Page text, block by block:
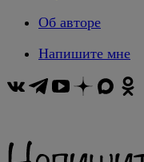
Об авторе
Напишите мне